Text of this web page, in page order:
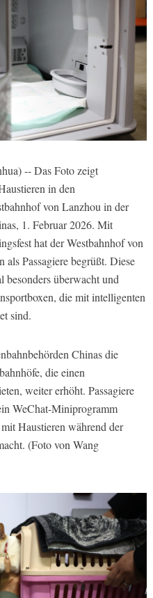
-- Das Foto zeigt
in den
von Lanzhou in der
1. Februar 2026. Mit
hat der Westbahnhof von
Passagiere begrüßt. Diese
besonders überwacht und
die mit intelligenten
sind.
Chinas die
die einen
weiter erhöht. Passagiere
WeChat-Miniprogramm
Haustieren während der
(Foto von Wang